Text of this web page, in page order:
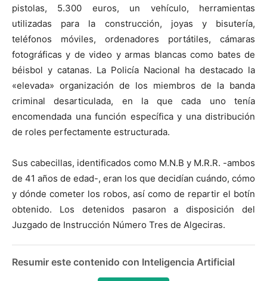
pistolas, 5.300 euros, un vehículo, herramientas
utilizadas para la construcción, joyas y bisutería,
teléfonos móviles, ordenadores portátiles, cámaras
fotográficas y de video y armas blancas como bates de
béisbol y catanas. La Policía Nacional ha destacado la
«elevada» organización de los miembros de la banda
criminal desarticulada, en la que cada uno tenía
encomendada una función específica y una distribución
de roles perfectamente estructurada.
Sus cabecillas, identificados como M.N.B y M.R.R. -ambos
de 41 años de edad-, eran los que decidían cuándo, cómo
y dónde cometer los robos, así como de repartir el botín
obtenido. Los detenidos pasaron a disposición del
Juzgado de Instrucción Número Tres de Algeciras.
Resumir este contenido con Inteligencia Artificial